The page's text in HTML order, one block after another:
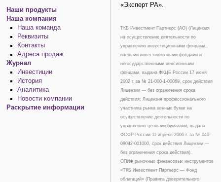
Наши продукты
Наша компания
Наша команда
Реквизиты
Контакты
Адреса продаж
Журнал
Инвестиции
История
Аналитика
Новости компании
Раскрытие информации
«Эксперт РА».
ТКБ Инвестмент Партнерс (АО) (Лицензия
на осуществление деятельности по
управлению инвестиционными фондами,
паевыми инвестиционными фондами и
негосударственными пенсионными
фондами, выдана ФКЦБ России 17 июня
2002 г. за № 21-000-1-00069, срок действия
Лицензии — без ограничения срока
действия; Лицензия профессионального
участника рынка ценных бумаг на
осуществление деятельности по
управлению ценными бумагами, выдана
ФСФР России 11 апреля 2006 г. за № 040-
09042-001000, срок действия Лицензии —
без ограничения срока действия).
ОПИФ рыночных финансовых инструментов
«ТКБ Инвестмент Партнерс — Фонд
облигаций» (Правила доверительного